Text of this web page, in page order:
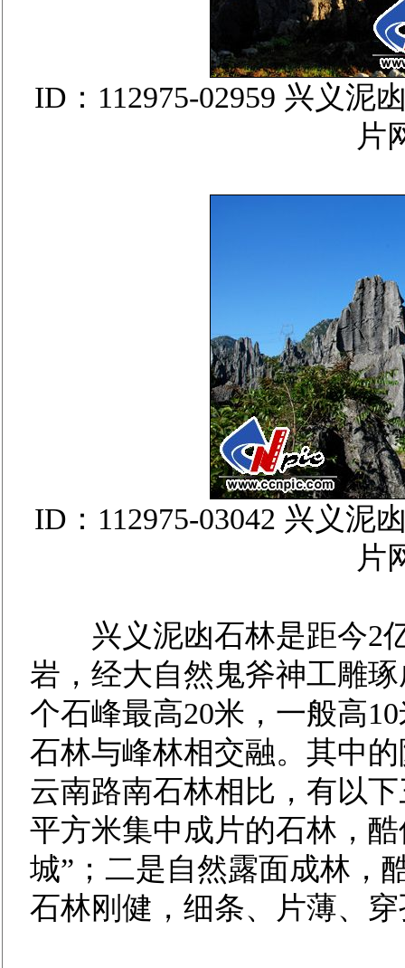
ID：112975-02959 兴义
片
ID：112975-03042 兴义
片
兴义泥凼石林是距今2
岩，经大自然鬼斧神工雕
个石峰最高20米，一般高
石林与峰林相交融。其中
云南路南石林相比，有以
平方米集中成片的石林，
城”；二是自然露面成林，
石林刚健，细条、片薄、